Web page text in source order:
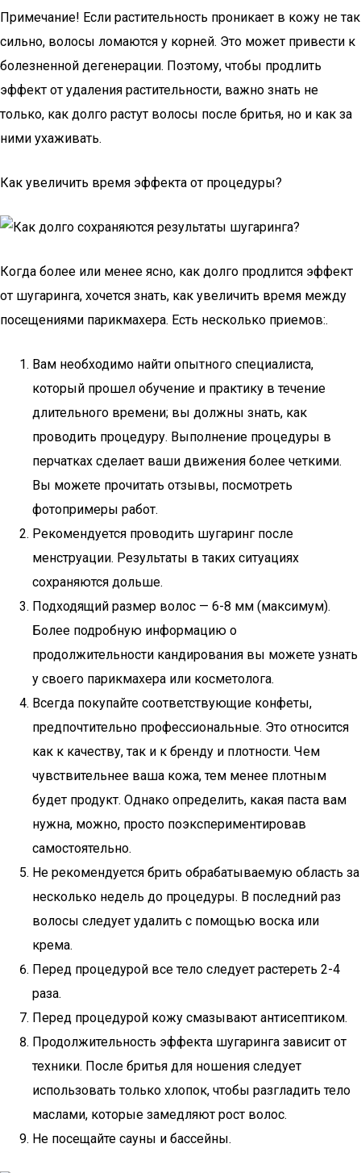
Примечание! Если растительность проникает в кожу не так
сильно, волосы ломаются у корней. Это может привести к
болезненной дегенерации. Поэтому, чтобы продлить
эффект от удаления растительности, важно знать не
только, как долго растут волосы после бритья, но и как за
ними ухаживать.
Как увеличить время эффекта от процедуры?
Когда более или менее ясно, как долго продлится эффект
от шугаринга, хочется знать, как увеличить время между
посещениями парикмахера. Есть несколько приемов:.
Вам необходимо найти опытного специалиста,
который прошел обучение и практику в течение
длительного времени; вы должны знать, как
проводить процедуру. Выполнение процедуры в
перчатках сделает ваши движения более четкими.
Вы можете прочитать отзывы, посмотреть
фотопримеры работ.
Рекомендуется проводить шугаринг после
менструации. Результаты в таких ситуациях
сохраняются дольше.
Подходящий размер волос — 6-8 мм (максимум).
Более подробную информацию о
продолжительности кандирования вы можете узнать
у своего парикмахера или косметолога.
Всегда покупайте соответствующие конфеты,
предпочтительно профессиональные. Это относится
как к качеству, так и к бренду и плотности. Чем
чувствительнее ваша кожа, тем менее плотным
будет продукт. Однако определить, какая паста вам
нужна, можно, просто поэкспериментировав
самостоятельно.
Не рекомендуется брить обрабатываемую область за
несколько недель до процедуры. В последний раз
волосы следует удалить с помощью воска или
крема.
Перед процедурой все тело следует растереть 2-4
раза.
Перед процедурой кожу смазывают антисептиком.
Продолжительность эффекта шугаринга зависит от
техники. После бритья для ношения следует
использовать только хлопок, чтобы разгладить тело
маслами, которые замедляют рост волос.
Не посещайте сауны и бассейны.